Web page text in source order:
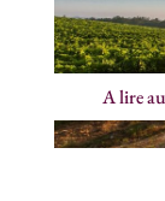
A lire